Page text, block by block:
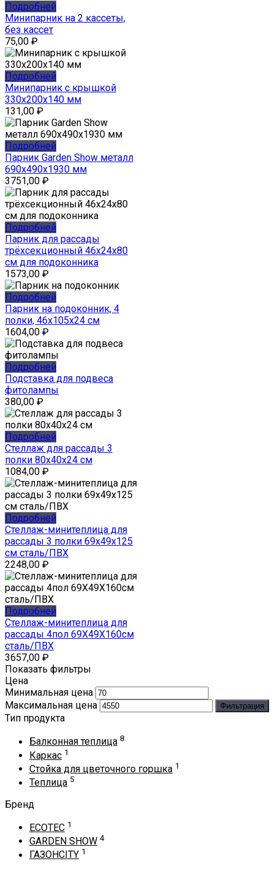
Подробней
Минипарник на 2 кассеты,
без кассет
75,00 ₽
Подробней
Минипарник с крышкой
330x200x140 мм
131,00 ₽
Подробней
Парник Garden Show металл
690x490x1930 мм
3751,00 ₽
Подробней
Парник для рассады
трёхсекционный 46x24x80
см для подоконника
1573,00 ₽
Подробней
Парник на подоконник, 4
полки, 46x105x24 см
1604,00 ₽
Подробней
Подставка для подвеса
фитолампы
380,00 ₽
Подробней
Стеллаж для рассады 3
полки 80x40x24 см
1084,00 ₽
Подробней
Стеллаж-минитеплица для
рассады 3 полки 69x49x125
см сталь/ПВХ
2248,00 ₽
Подробней
Стеллаж-минитеплица для
рассады 4пол 69X49X160см
сталь/ПВХ
3657,00 ₽
Показать фильтры
Цена
Минимальная цена
Максимальная цена
Фильтрация
Тип продукта
Балконная теплица 8
Каркас 1
Стойка для цветочного горшка 1
Теплица 5
Бренд
ECOTEC 1
GARDEN SHOW 4
ГАЗОНCITY 1